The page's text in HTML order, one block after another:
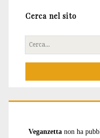
Cerca nel sito
Cerca
per:
Veganzetta non ha